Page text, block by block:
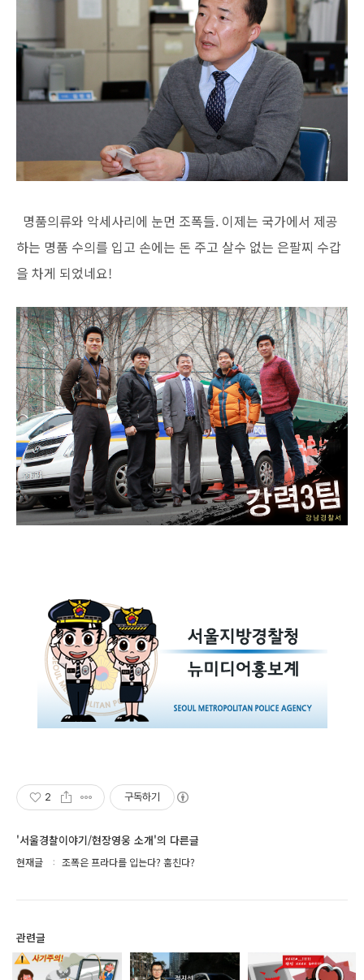
명품의류와 악세사리에 눈먼 조폭들. 이제는 국가에서 제공
하는 명품 수의를 입고 손에는 돈 주고 살수 없는 은팔찌 수갑
을 차게 되었네요!
2 구독하기
'서울경찰이야기/현장영웅 소개'의 다른글
현재글 조폭은 프라다를 입는다? 훔친다?
관련글